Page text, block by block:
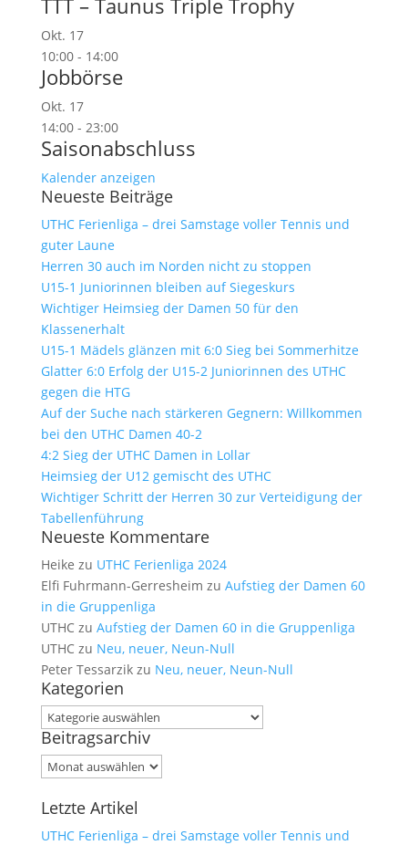
TTT – Taunus Triple Trophy
Okt. 17
10:00- 14:00
Jobbörse
Okt. 17
14:00- 23:00
Saisonabschluss
Kalender anzeigen
Neueste Beiträge
UTHC Ferienliga – drei Samstage voller Tennis und
guter Laune
Herren 30 auch im Norden nicht zu stoppen
U15-1 Juniorinnen bleiben auf Siegeskurs
Wichtiger Heimsieg der Damen 50 für den
Klassenerhalt
U15-1 Mädels glänzen mit 6:0 Sieg bei Sommerhitze
Glatter 6:0 Erfolg der U15-2 Juniorinnen des UTHC
gegen die HTG
Auf der Suche nach stärkeren Gegnern: Willkommen
bei den UTHC Damen 40-2
4:2 Sieg der UTHC Damen in Lollar
Heimsieg der U12 gemischt des UTHC
Wichtiger Schritt der Herren 30 zur Verteidigung der
Tabellenführung
Neueste Kommentare
Heike zu UTHC Ferienliga 2024
Elfi Fuhrmann-Gerresheim zu Aufstieg der Damen 60
in die Gruppenliga
UTHCzu Aufstieg der Damen 60 in die Gruppenliga
UTHCzu Neu, neuer, Neun-Null
Peter Tessarzikzu Neu, neuer, Neun-Null
Kategorien
Kategorien
Beitragsarchiv
Beitragsarchiv
Letzte Artikel
UTHC Ferienliga – drei Samstage voller Tennis und